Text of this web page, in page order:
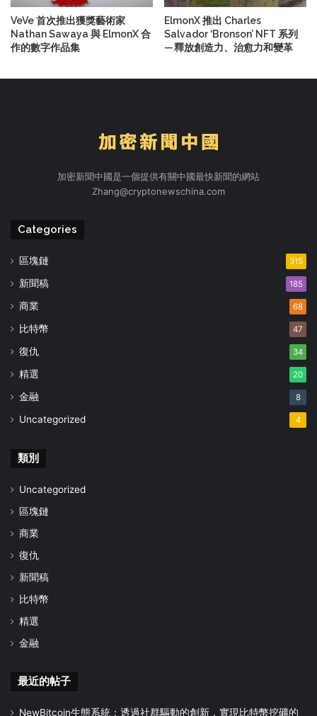
VeVe 首次推出獲獎藝術家
Nathan Sawaya 與 ElmonX 合
作的數字作品集
ElmonX 推出 Charles
Salvador ‘Bronson’ NFT 系列
— 釋放創造力、治愈力和變革
加密新聞中國是一個提供有關中國最快新聞的網站
Zhang@cryptonewschina.com
Categories
區塊鏈 315
新聞稿 185
商業 68
比特幣 47
復仇 34
精選 20
金融 8
Uncategorized 4
類別
Uncategorized
區塊鏈
商業
復仇
新聞稿
比特幣
精選
金融
最近的帖子
NewBitcoin生態系統：透過社群驅動的創新，實現比特幣挖礦的